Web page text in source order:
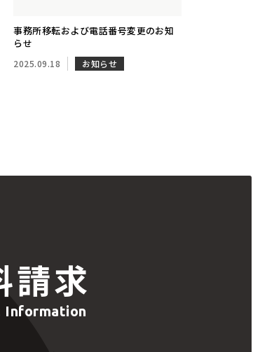
事務所移転および電話番号変更のお知
らせ
2025.09.18 お知らせ
請求
Information